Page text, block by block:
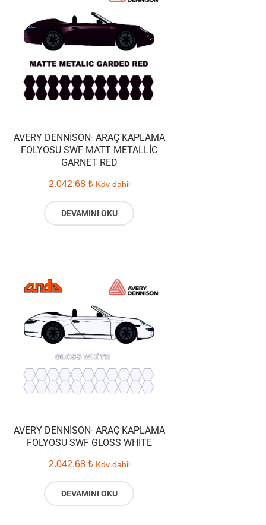
AVERY DENNISON- ARAÇ KAPLAMA
FOLYOSU SWF MATT METALLIC
GARNET RED
2.042,68 ₺ Kdv dahil
DEVAMINI OKU
AVERY DENNISON- ARAÇ KAPLAMA
FOLYOSU SWF GLOSS WHITE
2.042,68 ₺ Kdv dahil
DEVAMINI OKU